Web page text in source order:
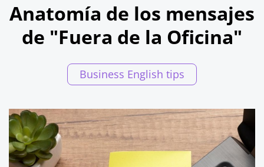
Anatomía de los mensajes
de "Fuera de la Oficina"
Business English tips